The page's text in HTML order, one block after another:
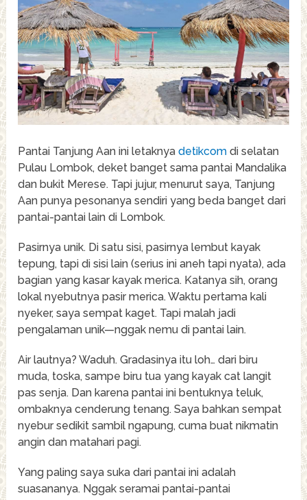
Pantai Tanjung Aan ini letaknyadetikcom di selatan
Pulau Lombok, deket banget sama pantai Mandalika
dan bukit Merese. Tapi jujur, menurut saya, Tanjung
Aan punya pesonanya sendiri yang beda banget dari
pantai-pantai lain di Lombok.
Pasirnya unik. Di satu sisi, pasirnya lembut kayak
tepung, tapi di sisi lain (serius ini aneh tapi nyata), ada
bagian yang kasar kayak merica. Katanya sih, orang
lokal nyebutnya pasir merica. Waktu pertama kali
nyeker, saya sempat kaget. Tapi malah jadi
pengalaman unik—nggak nemu di pantai lain.
Air lautnya? Waduh. Gradasinya itu loh… dari biru
muda, toska, sampe biru tua yang kayak cat langit
pas senja. Dan karena pantai ini bentuknya teluk,
ombaknya cenderung tenang. Saya bahkan sempat
nyebur sedikit sambil ngapung, cuma buat nikmatin
angin dan matahari pagi.
Yang paling saya suka dari pantai ini adalah
suasananya. Nggak seramai pantai-pantai